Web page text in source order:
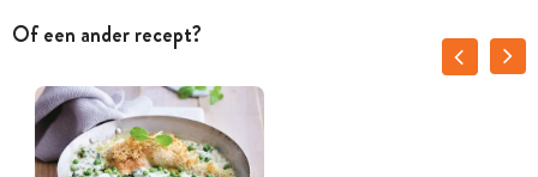
Of een ander recept?